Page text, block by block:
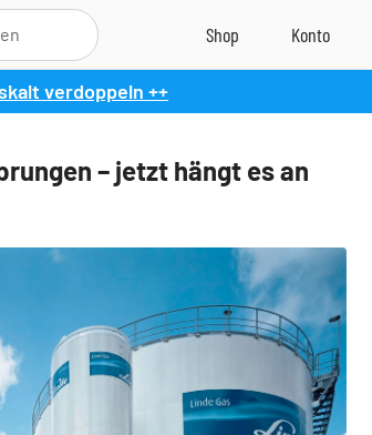
verdoppeln ++
– jetzt hängt es an